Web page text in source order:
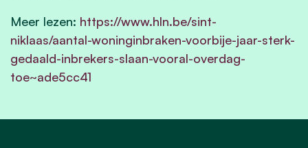
Meer lezen: https://www.hln.be/sint-
niklaas/aantal-woninginbraken-voorbije-jaar-sterk-
gedaald-inbrekers-slaan-vooral-overdag-
toe~ade5cc41